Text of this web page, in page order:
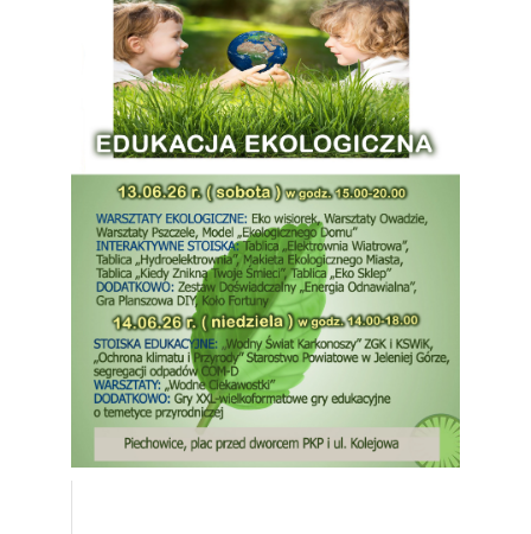
Aktualności
Dla Mieszkańca
Ochrona środowiska